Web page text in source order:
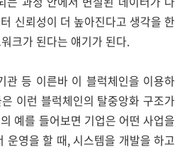
신뢰성이 더 높아진다고 생각을 한
크가 된다는 얘기가 된다.
관 등 이른바 이 블럭체인을 이용하
이런 블럭체인의 탈중앙화 구조가
예를 들어보면 기업은 어떤 사업을
운영을 할 때, 시스템을 개발을 하고